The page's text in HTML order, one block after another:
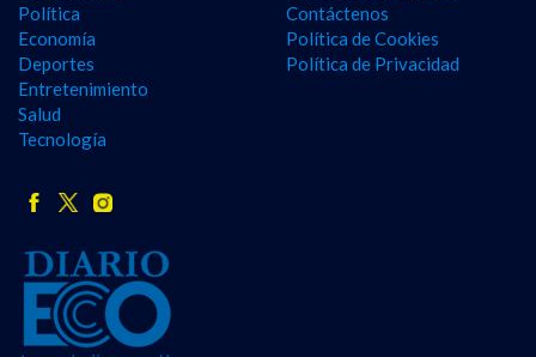
Política
Economía
Deportes
Entretenimiento
Salud
Tecnología
Contáctenos
Política de Cookies
Política de Privacidad